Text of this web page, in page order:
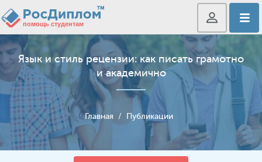
Язык и стиль рецензии: как писать грамотно
и академично
Главная / Публикации